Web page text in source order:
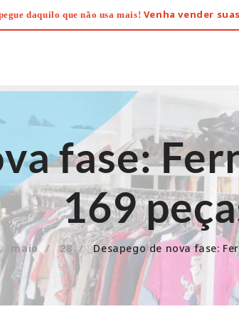
daquilo que não usa mais! Venha vender
fase:
169
maio 28 Desapego de nova fase: